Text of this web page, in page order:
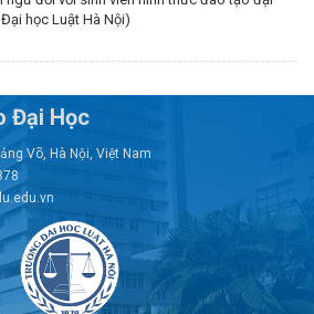
học Luật Hà Nội)
Đại Học
Võ, Hà Nội, Việt Nam